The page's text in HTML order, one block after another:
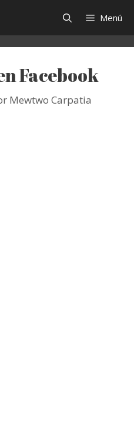
Menú
Facebook
Mewtwo Carpatia